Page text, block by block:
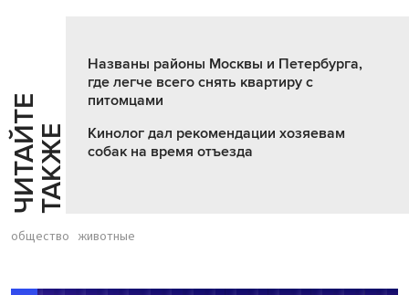
Ч
И
Т
АЙ
Т
Е
Т
А
К
ЖЕ
Названы районы Москвы и Петербурга,
где легче всего снять квартиру с
питомцами
Кинолог дал рекомендации хозяевам
собак на время отъезда
общество животные